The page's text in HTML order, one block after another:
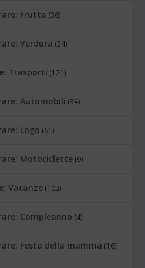
Frutta (36)
Verdura (24)
Trasporti (121)
Automobili (34)
Logo (61)
Motociclette (9)
Vacanze (103)
Compleanno (4)
Festa della mamma (16)